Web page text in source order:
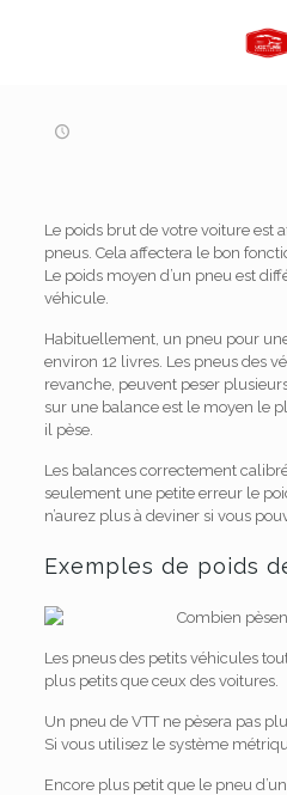
Le poids brut de votre voiture est
pneus. Cela affectera le bon
Le poids moyen d’un pneu est
véhicule.
Habituellement, un pneu pour
environ 12 livres. Les pneus des
revanche, peuvent peser
sur une balance est le moyen le
il pèse.
Les balances correctement
seulement une petite erreur le
n’aurez plus à deviner si vous
Exemples de poids
Les pneus des petits véhicules
plus petits que ceux des voitures.
Un pneu de VTT ne pèsera pas
Si vous utilisez le système
Encore plus petit que le pneu